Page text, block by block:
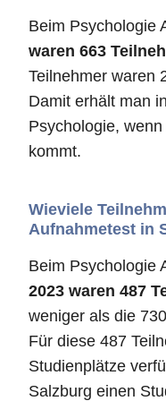
Beim Psychologie
waren 663
Teilnehmer waren
Damit erhält man
Psychologie,
kommt.
Wieviele
Aufnahmetest in
Beim Psychologie
2023 waren 487
weniger als die
Für diese 487
Studienplätze
Salzburg einen